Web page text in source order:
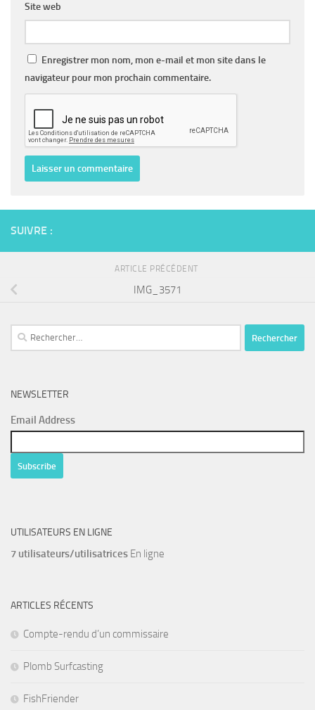
Site web
Enregistrer mon nom, mon e-mail et mon site dans le
navigateur pour mon prochain commentaire.
SUIVRE :
ARTICLE PRÉCÉDENT
IMG_3571
Rechercher :
NEWSLETTER
Email Address
UTILISATEURS EN LIGNE
7 utilisateurs/utilisatrices En ligne
ARTICLES RÉCENTS
Compte-rendu d’un commissaire
Plomb Surfcasting
FishFriender